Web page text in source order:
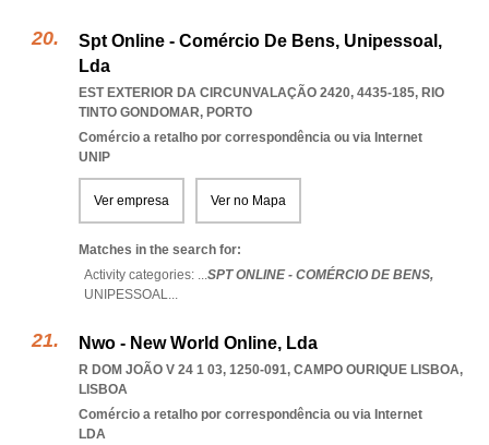
Spt Online - Comércio De Bens, Unipessoal,
Lda
EST EXTERIOR DA CIRCUNVALAÇÃO 2420, 4435-185, RIO
TINTO GONDOMAR, PORTO
Comércio a retalho por correspondência ou via Internet
UNIP
Ver empresa Ver no Mapa
Matches in the search for:
Activity categories: ...SPT ONLINE - COMÉRCIO DE BENS,
UNIPESSOAL...
Nwo - New World Online, Lda
R DOM JOÃO V 24 1 03, 1250-091, CAMPO OURIQUE LISBOA,
LISBOA
Comércio a retalho por correspondência ou via Internet
LDA